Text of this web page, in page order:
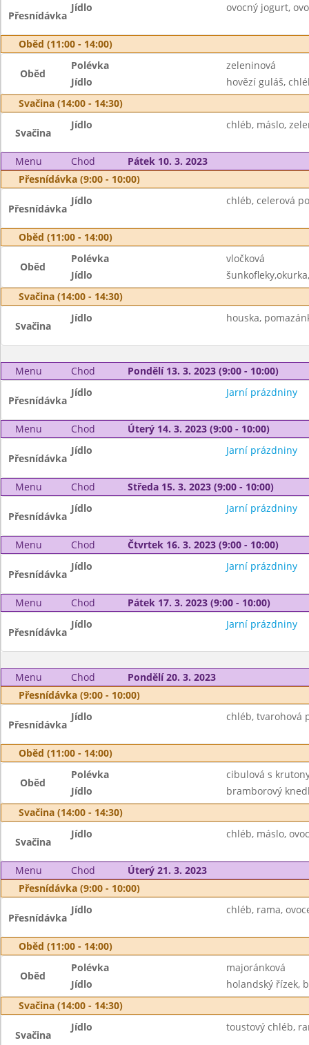
Přesnídávka
Jídlo ovocný jogurt,
Oběd (11:00 - 14:00)
Oběd
Polévka
zeleninová
Jídlo
hovězí guláš,
Svačina (14:00 - 14:30)
Svačina
Jídlo chléb, máslo,
Menu Chod
Pátek 10. 3. 2023
Přesnídávka (9:00 - 10:00)
Přesnídávka
Jídlo chléb, celerová
Oběd (11:00 - 14:00)
Oběd
Polévka
vločková
Jídlo
Svačina (14:00 - 14:30)
Svačina
Jídlo houska,
Menu Chod Pondělí 13. 3. 2023 (9:00 - 10:00)
Přesnídávka
Jídlo Jarní prázdniny
Menu Chod Úterý 14. 3. 2023 (9:00 - 10:00)
Přesnídávka
Jídlo Jarní prázdniny
Menu Chod Středa 15. 3. 2023 (9:00 - 10:00)
Přesnídávka
Jídlo Jarní prázdniny
Menu Chod Čtvrtek 16. 3. 2023 (9:00 - 10:00)
Přesnídávka
Jídlo Jarní prázdniny
Menu Chod Pátek 17. 3. 2023 (9:00 - 10:00)
Přesnídávka
Jídlo Jarní prázdniny
Menu Chod
Pondělí 20. 3. 2023
Přesnídávka (9:00 - 10:00)
Přesnídávka
Jídlo chléb, tvarohová
Oběd (11:00 - 14:00)
Oběd
Polévka
cibulová s
Jídlo
bramborový
Svačina (14:00 - 14:30)
Svačina
Jídlo chléb, máslo,
Menu Chod
Úterý 21. 3. 2023
Přesnídávka (9:00 - 10:00)
Přesnídávka
Jídlo chléb, rama,
Oběd (11:00 - 14:00)
Oběd
Polévka
majoránková
Jídlo
holandský řízek,
Svačina (14:00 - 14:30)
Svačina
Jídlo toustový chléb,